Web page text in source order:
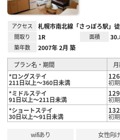
アクセス 札幌市南北線「さっぽろ駅」
間取り 1R 面積
築年数 2007年 2月 築
プラン名・期間
*ロングステイ
211日以上～360日未満
初
*ミドルステイ
91日以上～211日未満
初
*ショートステイ
30日以上～91日未満 初
wifiあり 女性向け